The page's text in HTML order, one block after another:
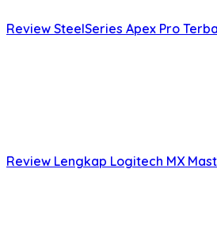
Review SteelSeries Apex Pro
Review Lengkap Logitech MX